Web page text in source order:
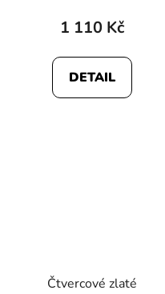
1 110 Kč
DETAIL
Čtvercové zlaté